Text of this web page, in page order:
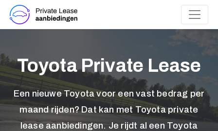
Toyota Private Lease
Een nieuwe Toyota voor een vast bedrag per
maand rijden? Dat kan met Toyota private
lease aanbiedingen. Je rijdt al een Toyota